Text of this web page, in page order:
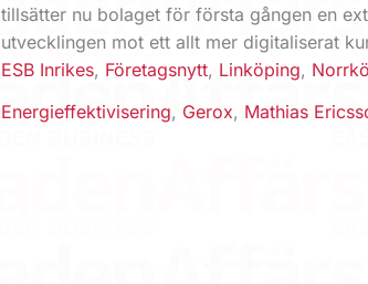
tillsätter nu bolaget för första gången en
utvecklingen mot ett allt mer digitaliserat
ESB Inrikes, Företagsnytt, Linköping,
Energieffektivisering, Gerox, Mathias